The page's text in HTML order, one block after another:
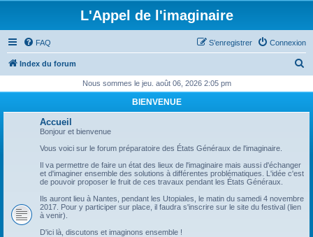
L'Appel de l'imaginaire
FAQ Connexion
S’enregistrer
Index du forum
h
Nous sommes le jeu. août 06, 2026 2:05 pm
BIENVENUE
Accueil
Bonjour et bienvenue
Vous voici sur le forum préparatoire des États Généraux de l'imaginaire.
Il va permettre de faire un état des lieux de l'imaginaire mais aussi d'échanger
et d'imaginer ensemble des solutions à différentes problématiques. L'idée c'est
de pouvoir proposer le fruit de ces travaux pendant les États Généraux.
Ils auront lieu à Nantes, pendant les Utopiales, le matin du samedi 4 novembre
2017. Pour y participer sur place, il faudra s'inscrire sur le site du festival (lien
à venir).
D'ici là, discutons et imaginons ensemble !